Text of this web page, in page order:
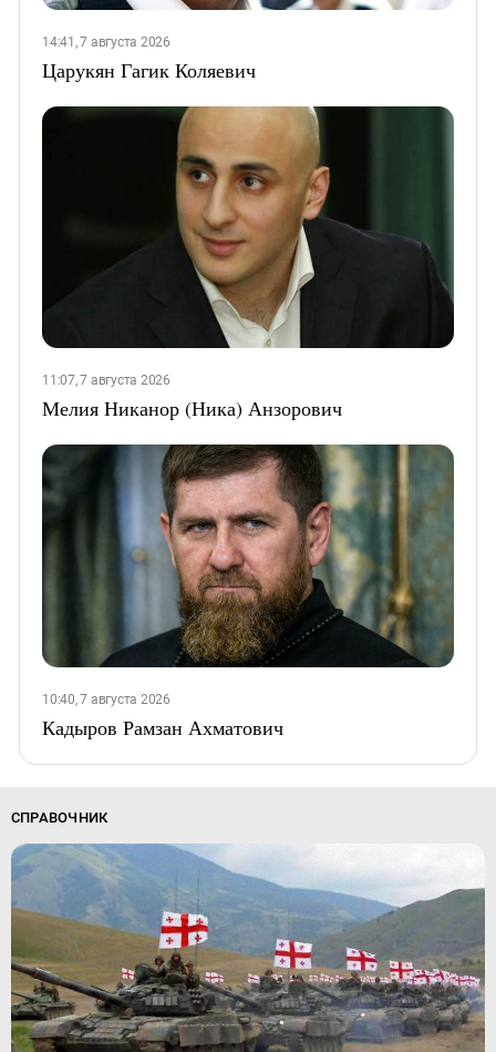
14:41, 7 августа 2026
Царукян Гагик Коляевич
11:07, 7 августа 2026
Мелия Никанор (Ника) Анзорович
10:40, 7 августа 2026
Кадыров Рамзан Ахматович
СПРАВОЧНИК